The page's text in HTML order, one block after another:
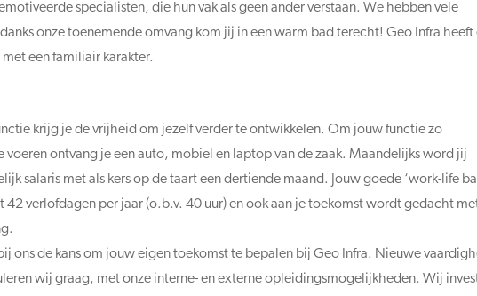
specialisten, die hun vak als geen ander verstaan. We hebben vele
onze toenemende omvang kom jij in een warm bad terecht! Geo Infra heeft
een familiair karakter.
krijg je de vrijheid om jezelf verder te ontwikkelen. Om jouw functie zo
ontvang je een auto, mobiel en laptop van de zaak. Maandelijks word jij
salaris met als kers op de taart een dertiende maand. Jouw goede ‘work-life
42 verlofdagen per jaar (o.b.v. 40 uur) en ook aan je toekomst wordt gedacht
ons de kans om jouw eigen toekomst te bepalen bij Geo Infra. Nieuwe
wij graag, met onze interne- en externe opleidingsmogelijkheden. Wij